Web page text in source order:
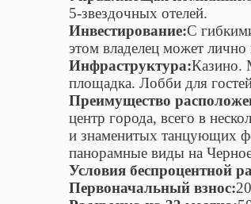
5-звездочных отелей.
Инвестирование:С
этом владелец может
Инфраструктура:Казино.
площадка. Лобби для
Преимущество
центр города, всего в
и знаменитых танцующих
панорамные виды на
Условия беспроцентной
Первоначальный взнос: